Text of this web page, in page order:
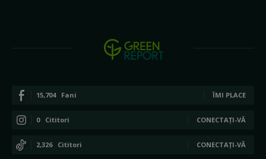
15,704 Fani ÎMI PLACE
0 Cititori CONECTAȚI-VĂ
2,326 Cititori CONECTAȚI-VĂ